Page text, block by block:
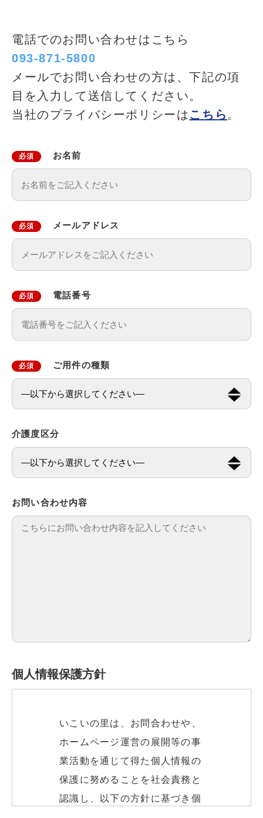
電話でのお問い合わせはこちら
093-871-5800
メールでお問い合わせの方は、下記の項
目を入力して送信してください。
当社のプライバシーポリシーは こちら 。
必須 お名前
必須 メールアドレス
必須 電話番号
必須 ご用件の種類
介護度区分
お問い合わせ内容
個人情報保護方針
いこいの里は、お問合わせや、
ホームページ運営の展開等の事
業活動を通じて得た個人情報の
保護に努めることを社会責務と
認識し、以下の方針に基づき個